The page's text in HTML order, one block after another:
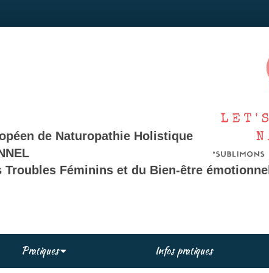
de Naturopathie Holistique
Féminins et du Bien-être émotionnel
Pratiques Infos pratiques